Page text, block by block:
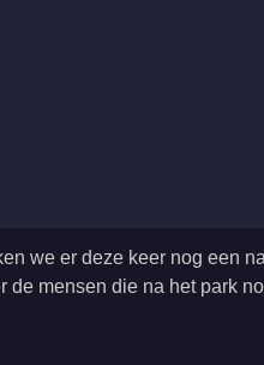
we er deze keer nog een
mensen die na het park